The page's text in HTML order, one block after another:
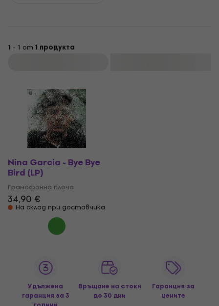
1 - 1 от 1 продукта
Nina Garcia - Bye Bye
Bird (LP)
Грамофонна плоча
34,90 €
На склад при доставчика
Удължена
гаранция за 3
Връщане на стоки
до 30 дни
Гаранция за
цените